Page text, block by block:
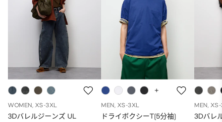
WOMEN, XS-3XL
3Dバレルジーンズ UL
MEN, XS-3XL
ドライボクシーT(5分袖)
MEN,
3Dバレ